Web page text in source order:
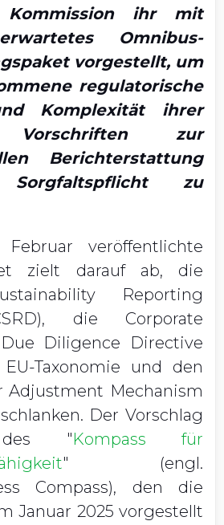
Kommission ihr mit
Omnibus-
vorgestellt, um
regulatorische
Komplexität ihrer
Vorschriften zur
Berichterstattung
zu
veröffentlichte
zielt darauf ab, die
Reporting
die Corporate
Diligence Directive
Taxonomie und den
Adjustment Mechanism
Der Vorschlag
"Kompass für
" (engl.
Compass), den die
Januar 2025 vorgestellt